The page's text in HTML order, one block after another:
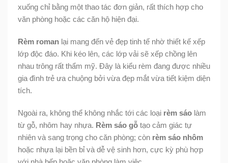
xuống chỉ bằng một thao tác đơn giản, rất thích hợp cho
văn phòng hoặc các căn hộ hiện đại.
Rèm roman lại mang đến vẻ đẹp tinh tế nhờ thiết kế xếp
lớp độc đáo. Khi kéo lên, các lớp vải sẽ xếp chồng lên
nhau trông rất thẩm mỹ. Đây là kiểu rèm đang được nhiều
gia đình trẻ ưa chuộng bởi vừa đẹp mắt vừa tiết kiệm diện
tích.
Ngoài ra, không thể không nhắc tới các loại rèm sáo làm
từ gỗ, nhôm hay nhựa. Rèm sáo gỗ tạo cảm giác tự
nhiên và sang trọng cho căn phòng; còn rèm sáo nhôm
hoặc nhựa lại bền bỉ và dễ vệ sinh hơn, cực kỳ phù hợp